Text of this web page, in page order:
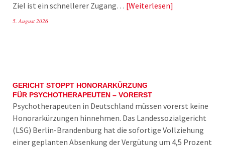
Ziel ist ein schnellerer Zugang… Weiterlesen
5. August 2026
GERICHT STOPPT HONORARKÜRZUNG
FÜR PSYCHOTHERAPEUTEN – VORERST
Psychotherapeuten in Deutschland müssen vorerst keine
Honorarkürzungen hinnehmen. Das Landessozialgericht
(LSG) Berlin-Brandenburg hat die sofortige Vollziehung
einer geplanten Absenkung der Vergütung um 4,5 Prozent